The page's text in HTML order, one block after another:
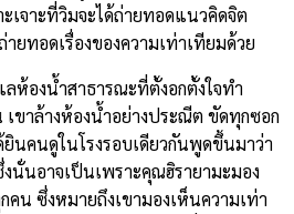
เจาะที่วิมจะได้ถ่ายทอดแนวคิดจิต
ยทอดเรื่องของความเท่าเทียมด้วย
ห้องน้ำสาธารณะที่ตั้งอกตั้งใจทำ
ขาล้างห้องน้ำอย่างประณีต ขัดทุกซอก
นคนดูในโรงรอบเดียวกันพูดขึ้นมาว่า
นั่นอาจเป็นเพราะคุณฮิรายามะมอง
น ซึ่งหมายถึงเขามองเห็นความเท่า